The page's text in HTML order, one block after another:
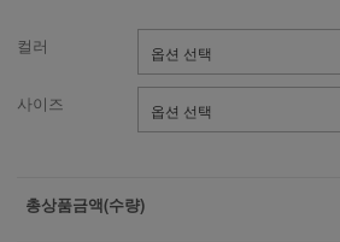
컬러
사이즈
총상품금액(수량)